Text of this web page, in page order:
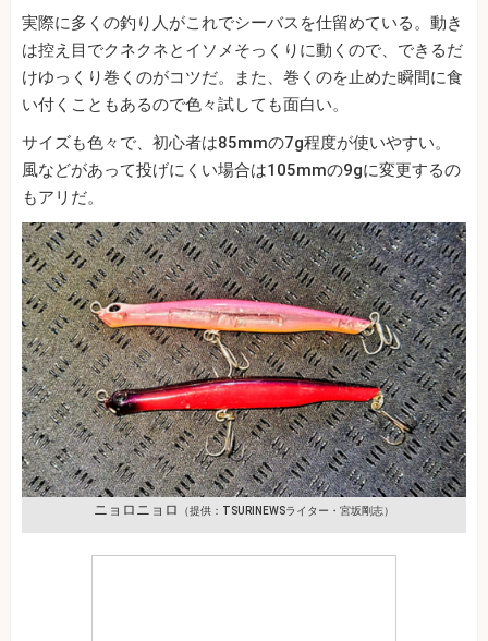
実際に多くの釣り人がこれでシーバスを仕留めている。動き
は控え目でクネクネとイソメそっくりに動くので、できるだ
けゆっくり巻くのがコツだ。また、巻くのを止めた瞬間に食
い付くこともあるので色々試しても面白い。
サイズも色々で、初心者は85mmの7g程度が使いやすい。
風などがあって投げにくい場合は105mmの9gに変更するの
もアリだ。
ニョロニョロ （提供：TSURINEWSライター・宮坂剛志）